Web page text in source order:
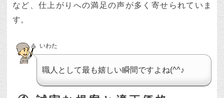
など、仕上がりへの満足の声が多く寄せられていま
す。
いわた
職人として最も嬉しい瞬間ですよね(^^♪